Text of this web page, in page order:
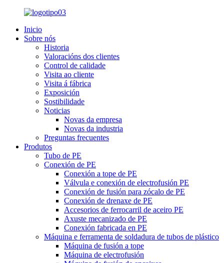
Inicio
Sobre nós
Historia
Valoracións dos clientes
Control de calidade
Visita ao cliente
Visita á fábrica
Exposición
Sostibilidade
Noticias
Novas da empresa
Novas da industria
Preguntas frecuentes
Produtos
Tubo de PE
Conexión de PE
Conexión a tope de PE
Válvula e conexión de electrofusión PE
Conexión de fusión para zócalo de PE
Conexión de drenaxe de PE
Accesorios de ferrocarril de aceiro PE
Axuste mecanizado de PE
Conexión fabricada en PE
Máquina e ferramenta de soldadura de tubos de plástico
Máquina de fusión a tope
Máquina de electrofusión